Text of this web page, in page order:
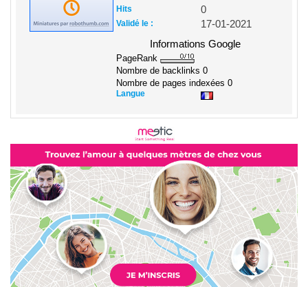
Hits 0
Validé le :
17-01-2021
Informations Google
PageRank
Nombre de backlinks 0
Nombre de pages indexées 0
Langue